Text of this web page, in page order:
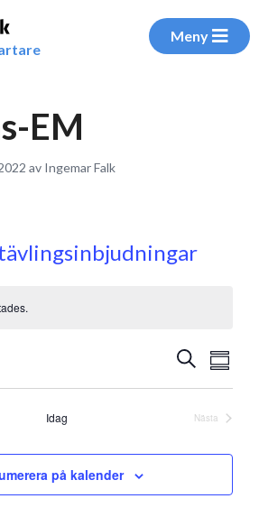
Meny
EM
av Ingemar Falk
Search
and
Views
Sök
Idag
Nästa
på kalender